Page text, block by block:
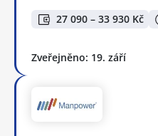
27 090 – 33 930 Kč
Zveřejněno: 19. září